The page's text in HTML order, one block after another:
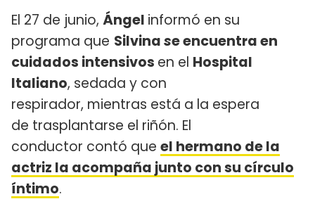
El 27 de junio, Ángel informó en su
programa que Silvinase encuentra en
cuidados intensivos en el Hospital
Italiano, sedada y con
respirador, mientras está a la espera
de trasplantarse el riñón. El
conductor contó que el hermano de la
actriz la acompaña junto con su círculo
íntimo.